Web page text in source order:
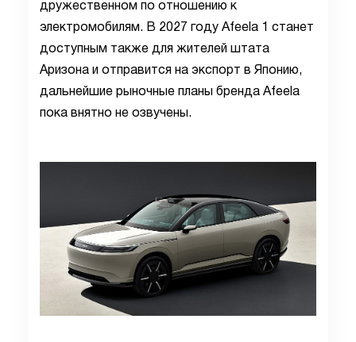
дружественном по отношению к
электромобилям. В 2027 году Afeela 1 станет
доступным также для жителей штата
Аризона и отправится на экспорт в Японию,
дальнейшие рыночные планы бренда Afeela
пока внятно не озвучены.